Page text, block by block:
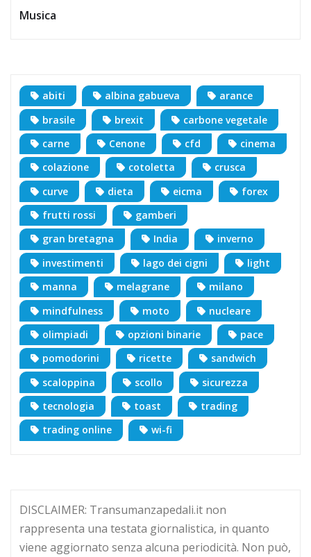
Musica
abiti albina gabueva
arance
brasile
brexit
carbone vegetale
carne
Cenone cfd
cinema
colazione
cotoletta
crusca
curve
dieta eicma
forex
frutti rossi
gamberi
gran bretagna
India
inverno
investimenti
lago dei cigni
light
manna
melagrane
milano
mindfulness
moto
nucleare
olimpiadi
opzioni binarie
pace
pomodorini
ricette
sandwich
scaloppina
scollo
sicurezza
tecnologia
toast
trading
trading online
wi-fi
DISCLAIMER: Transumanzapedali.it non
rappresenta una testata giornalistica, in quanto
viene aggiornato senza alcuna periodicità. Non può,